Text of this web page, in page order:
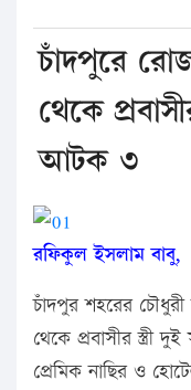
চাঁদপুরে
থেকে
আটক ৩
রফিকুল ইসলাম বাবু,
চাঁদপুর শহরের
থেকে প্রবাসীর স্ত্রী
প্রেমিক নাছির ও